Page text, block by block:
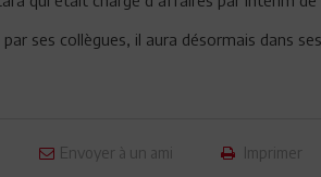
ses collègues, il aura désormais dans
Envoyer à un ami Imprimer